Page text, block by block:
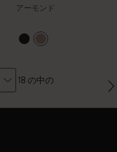
アーモンド
18 の中の